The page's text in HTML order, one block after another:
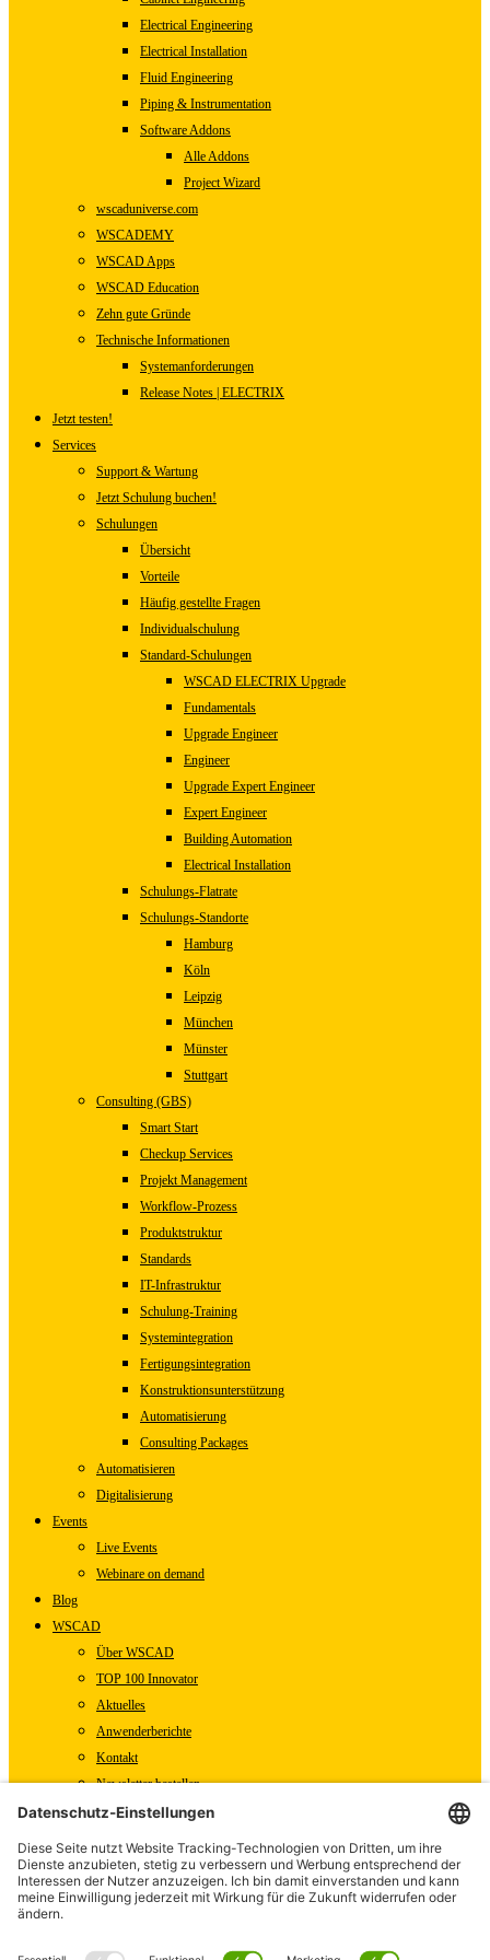
Electrical Engineering
Electrical Installation
Fluid Engineering
Piping & Instrumentation
Software Addons
Alle Addons
Project Wizard
wscaduniverse.com
WSCADEMY
WSCAD Apps
WSCAD Education
Zehn gute Gründe
Technische Informationen
Systemanforderungen
Release Notes | ELECTRIX
Jetzt testen!
Services
Support & Wartung
Jetzt Schulung buchen!
Schulungen
Übersicht
Vorteile
Häufig gestellte Fragen
Individualschulung
Standard-Schulungen
WSCAD ELECTRIX Upgrade
Fundamentals
Upgrade Engineer
Engineer
Upgrade Expert Engineer
Expert Engineer
Building Automation
Electrical Installation
Schulungs-Flatrate
Schulungs-Standorte
Hamburg
Köln
Leipzig
München
Münster
Stuttgart
Consulting (GBS)
Smart Start
Checkup Services
Projekt Management
Workflow-Prozess
Produktstruktur
Standards
IT-Infrastruktur
Schulung-Training
Systemintegration
Fertigungsintegration
Konstruktionsunterstützung
Automatisierung
Consulting Packages
Automatisieren
Digitalisierung
Events
Live Events
Webinare on demand
Blog
WSCAD
Über WSCAD
TOP 100 Innovator
Aktuelles
Anwenderberichte
Kontakt
Newsletter bestellen
WSCAD Shop
Partner
Downloads